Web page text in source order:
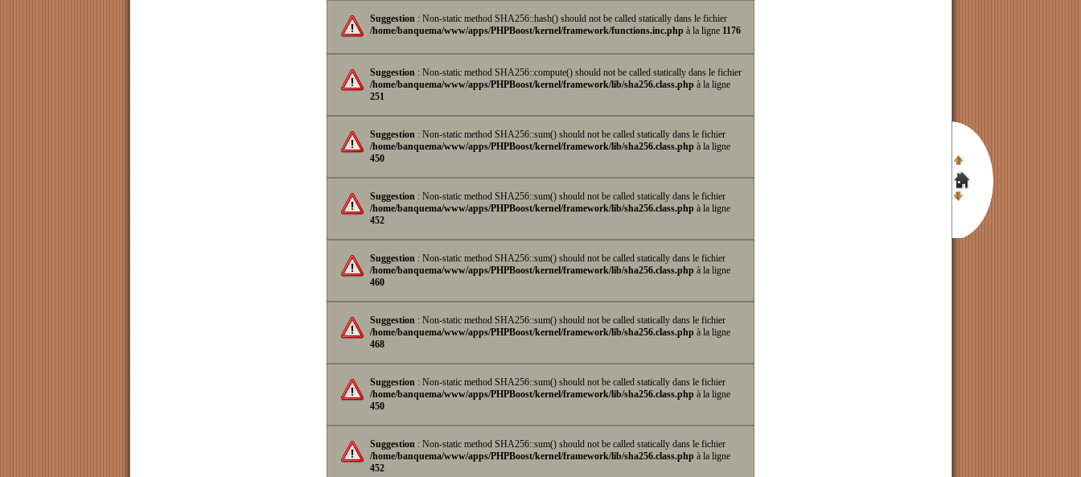
Suggestion : Non-static method SHA256::hash() should not be called statically dans le fichier
/home/banquema/www/apps/PHPBoost/kernel/framework/functions.inc.php à la ligne 1176
Suggestion : Non-static method SHA256::compute() should not be called statically dans le fichier
/home/banquema/www/apps/PHPBoost/kernel/framework/lib/sha256.class.php à la ligne
251
Suggestion : Non-static method SHA256::sum() should not be called statically dans le fichier
/home/banquema/www/apps/PHPBoost/kernel/framework/lib/sha256.class.php à la ligne
450
Suggestion : Non-static method SHA256::sum() should not be called statically dans le fichier
/home/banquema/www/apps/PHPBoost/kernel/framework/lib/sha256.class.php à la ligne
452
Suggestion : Non-static method SHA256::sum() should not be called statically dans le fichier
/home/banquema/www/apps/PHPBoost/kernel/framework/lib/sha256.class.php à la ligne
460
Suggestion : Non-static method SHA256::sum() should not be called statically dans le fichier
/home/banquema/www/apps/PHPBoost/kernel/framework/lib/sha256.class.php à la ligne
468
Suggestion : Non-static method SHA256::sum() should not be called statically dans le fichier
/home/banquema/www/apps/PHPBoost/kernel/framework/lib/sha256.class.php à la ligne
450
Suggestion : Non-static method SHA256::sum() should not be called statically dans le fichier
/home/banquema/www/apps/PHPBoost/kernel/framework/lib/sha256.class.php à la ligne
452